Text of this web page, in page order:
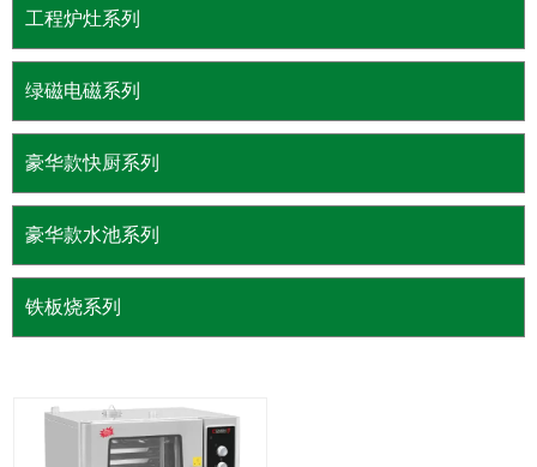
工程炉灶系列
绿磁电磁系列
豪华款快厨系列
豪华款水池系列
铁板烧系列